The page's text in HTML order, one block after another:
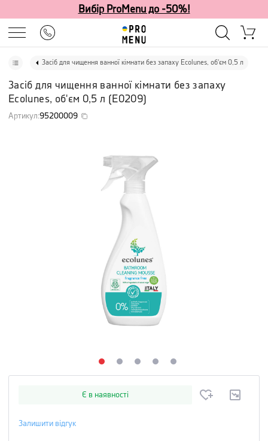
Вибір ProMenu до -50%!
Засіб для чищення ванної кімнати без запаху Ecolunes, об'єм 0,5 л
Засіб для чищення ванної кімнати без запаху
Ecolunes, об'єм 0,5 л ( E0209)
Артикул:95200009
Є в наявності
Залишити відгук